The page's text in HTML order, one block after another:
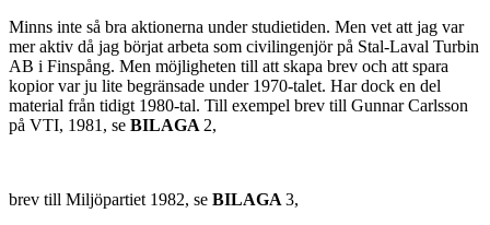
Minns inte så bra aktionerna under studietiden. Men vet att jag var
mer aktiv då jag börjat arbeta som civilingenjör på Stal-Laval Turbin
AB i Finspång. Men möjligheten till att skapa brev och att spara
kopior var ju lite begränsade under 1970-talet. Har dock en del
material från tidigt 1980-tal. Till exempel brev till Gunnar Carlsson
på VTI, 1981, se BILAGA 2,
brev till Miljöpartiet 1982, se BILAGA 3,